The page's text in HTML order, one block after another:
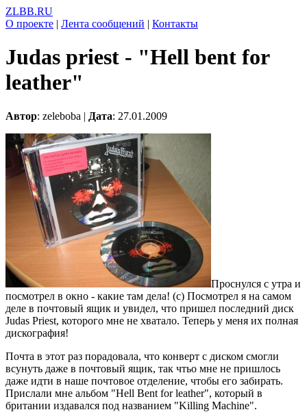
ZLBB.RU
О проекте | Лента сообщений | Контакты
Judas priest - "Hell bent for
leather"
Автор: zeleboba | Дата: 27.01.2009
Проснулся с утра и
посмотрел в окно - какие там дела! (c) Посмотрел я на самом
деле в почтовый ящик и увидел, что пришел последний диск
Judas Priest, которого мне не хватало. Теперь у меня их полная
дискография!
Почта в этот раз порадовала, что конверт с диском смогли
всунуть даже в почтовый ящик, так чтьо мне не пришлось
даже идти в наше почтовое отделение, чтобы его забирать.
Прислали мне альбом "Hell Bent for leather", который в
британии издавался под названием "Killing Machine".